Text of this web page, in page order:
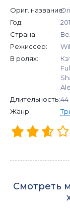
Ориг. название:
Год:
Страна:
Режиссер:
В ролях:
Длительность:44
Жанр:
Смотреть